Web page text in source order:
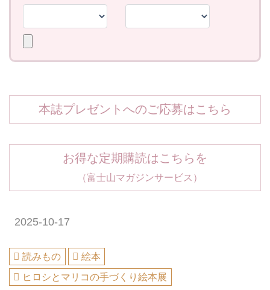
本誌プレゼントへのご応募はこちら
お得な定期購読はこちらを
（富士山マガジンサービス）
2025-10-17
読みもの
絵本
ヒロシとマリコの手づくり絵本展